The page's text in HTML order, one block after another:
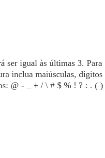
igual às últimas 3. Para
inclua maiúsculas, dígitos
@ - _ + / \ # $ % ! ? : . ( )